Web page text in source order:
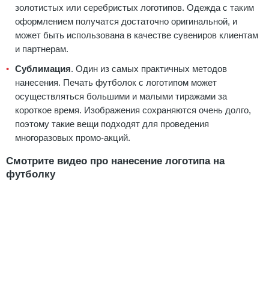
золотистых или серебристых логотипов. Одежда с таким
оформлением получатся достаточно оригинальной, и
может быть использована в качестве сувениров клиентам
и партнерам.
Сублимация. Один из самых практичных методов
нанесения. Печать футболок с логотипом может
осуществляться большими и малыми тиражами за
короткое время. Изображения сохраняются очень долго,
поэтому такие вещи подходят для проведения
многоразовых промо-акций.
Смотрите видео про нанесение логотипа на
футболку